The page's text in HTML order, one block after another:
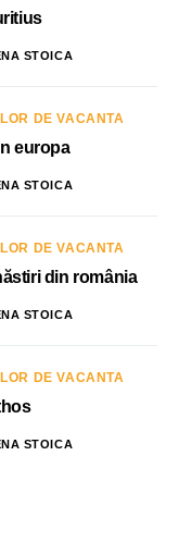
STOICA
DE VACANTA
europa
STOICA
DE VACANTA
din românia
STOICA
DE VACANTA
STOICA